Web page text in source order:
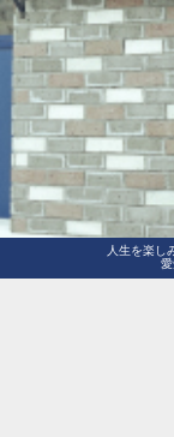
人生を楽し